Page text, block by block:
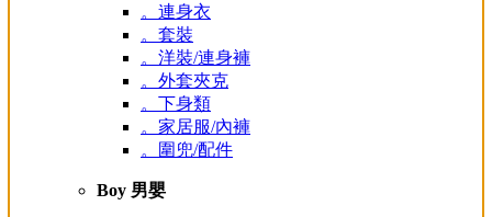
。連身衣
。套裝
。洋裝/連身褲
。外套夾克
。下身類
。家居服/內褲
。圍兜/配件
Boy 男嬰